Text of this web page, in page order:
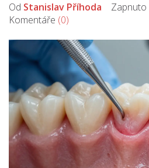
Od Stanislav Příhoda Zapnuto
Komentáře (0)